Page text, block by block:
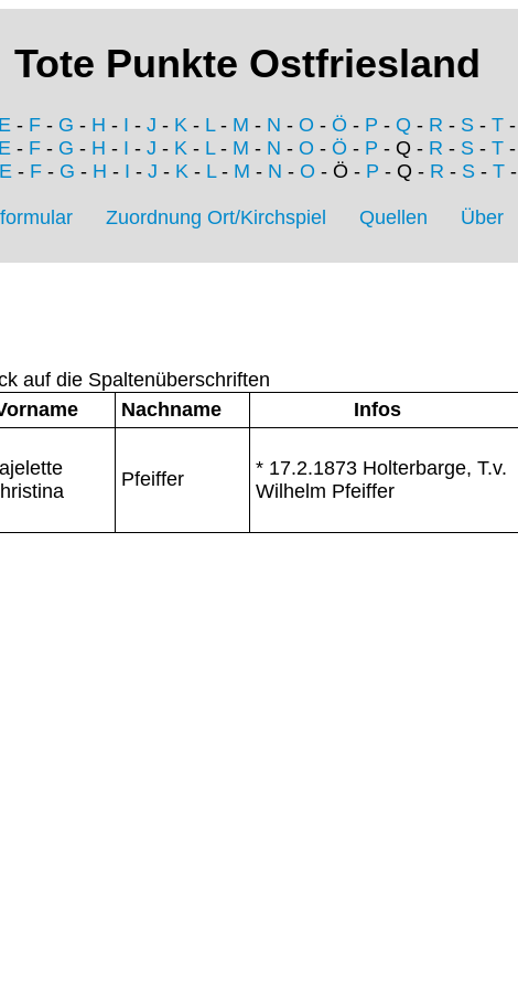
Tote Punkte Ostfriesland
- F - G - H - I - J - K - L- M - N - O - Ö - P - Q - R - S - T -
- F - G - H - I - J - K - L- M - N - O - Ö - P - Q - R - S - T -
- F- G - H - I - J - K- L- M - N - O - Ö - P - Q - R - S- T-
Zuordnung Ort/Kirchspiel Quellen Über
auf die Spaltenüberschriften
Nachname Infos
Pfeiffer
* 17.2.1873 Holterbarge, T.v.
Wilhelm Pfeiffer